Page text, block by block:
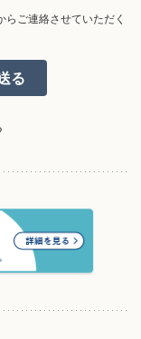
ご連絡させていただく